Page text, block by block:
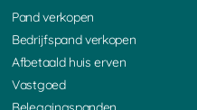
Pand verkopen
Bedrijfspand verkopen
Afbetaald huis erven
Vastgoed